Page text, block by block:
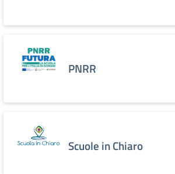
PNRR
Scuole in Chiaro